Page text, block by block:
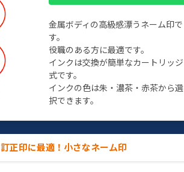
金属ボディの高級感漂うネーム印で
す。
役職のある方に最適です。
インクは交換が簡単なカートリッジ
式です。
インクの色は朱・濃茶・赤茶から選
択できます。
訂正印に最適！小さなネーム印